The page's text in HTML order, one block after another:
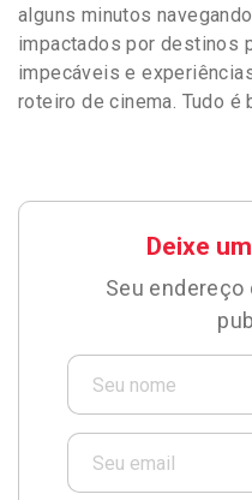
alguns minutos
impactados por destinos
impecáveis e
roteiro de cinema. Tudo é
Deixe
Seu endereço